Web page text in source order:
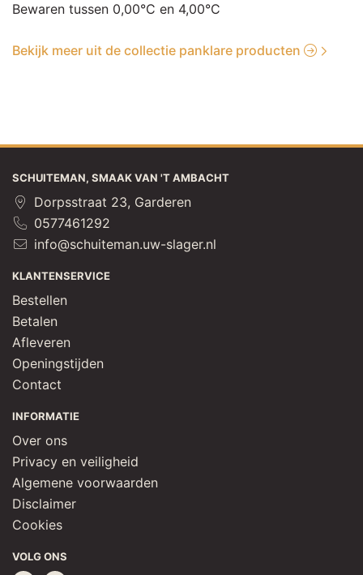
Bewaren tussen 0,00°C en 4,00°C
Bekijk meer uit de collectie panklare producten
SCHUITEMAN, SMAAK VAN 'T AMBACHT
Dorpsstraat 23, Garderen
0577461292
info@schuiteman.uw-slager.nl
KLANTENSERVICE
Bestellen
Betalen
Afleveren
Openingstijden
Contact
INFORMATIE
Over ons
Privacy en veiligheid
Algemene voorwaarden
Disclaimer
Cookies
VOLG ONS